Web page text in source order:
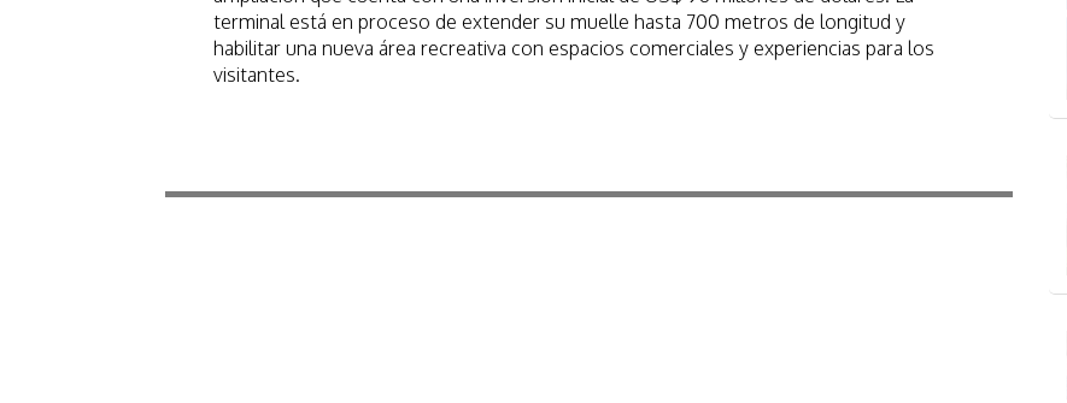
terminal está en proceso de extender su muelle hasta 700 metros de longitud y
habilitar una nueva área recreativa con espacios comerciales y experiencias para los
visitantes.